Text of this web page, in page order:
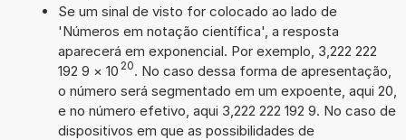
Se um sinal de visto for colocado ao lado de
'Números em notação científica', a resposta
aparecerá em exponencial. Por exemplo, 3,222 222
192 9 × 10 20. No caso dessa forma de apresentação,
o número será segmentado em um expoente, aqui 20,
e no número efetivo, aqui 3,222 222 192 9. No caso de
dispositivos em que as possibilidades de